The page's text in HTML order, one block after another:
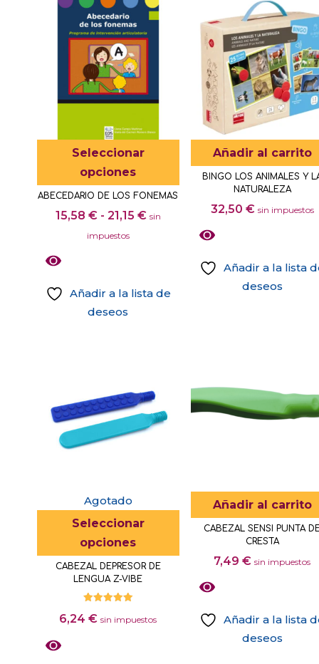
Seleccionar
opciones
producto
tiene
múltiples
opciones
de
producto
ABECEDARIO DE LOS FONEMAS
15,58 € - 21,15 €Rango
15,58 €
sin
impuestos
Añadir a la lista de
deseos
variantes.
Las
opciones
elegir
en
de
Añadir al carrito
BINGO LOS ANIMALES Y
NATURALEZA
32,50 € sin impuestos
Añadir a la lista
deseos
Agotado
Seleccionar
opciones
Este
tiene
variantes.
opciones
CABEZAL DEPRESOR DE
LENGUA Z-VIBE
con
6,24€ sin impuestos
Añadir al carrito
CABEZAL SENSI PUNTA
CRESTA
7,49€ sin impuestos
Añadir a la lista
deseos